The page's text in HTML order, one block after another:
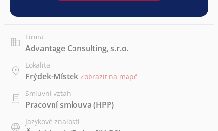
Firma
Advantage Consulting, s.r.o.
Lokalita
Frýdek-Místek Zobrazit na mapě
Smluvní vztah
Pracovní smlouva (HPP)
Jazykové znalosti